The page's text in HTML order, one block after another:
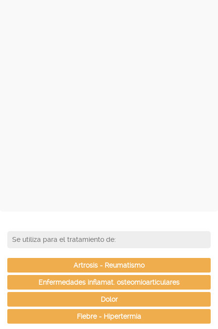
Se utiliza para el tratamiento de:
Artrosis - Reumatismo
Enfermedades inflamat. osteomioarticulares
Dolor
Fiebre - Hipertermia